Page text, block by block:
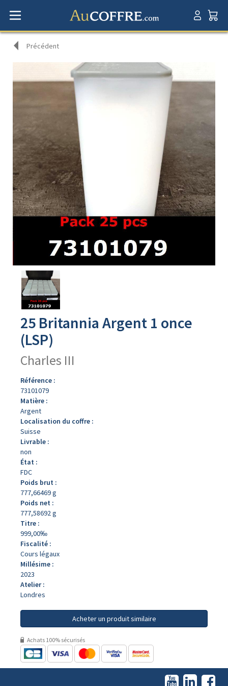
Précédent
Avers
produit
25 Britannia Argent 1 once
(LSP)
Charles III
Référence :
73101079
Matière :
Argent
Localisation du coffre :
Suisse
Livrable :
non
État :
FDC
Poids brut :
777,66469 g
Poids net :
777,58692 g
Titre :
999,00‰
Fiscalité :
Cours légaux
Millésime :
2023
Atelier :
Londres
Acheter un produit similaire
Achats 100% sécurisés